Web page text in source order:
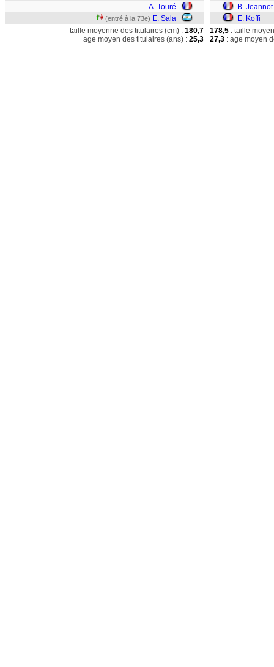
A. Touré
(entré à la 73e) E. Sala
B. Jeannot
E. Koffi
taille moyenne des titulaires (cm) : 180,7
age moyen des titulaires (ans) : 25,3
178,5 : taille
27,3 : age moyen